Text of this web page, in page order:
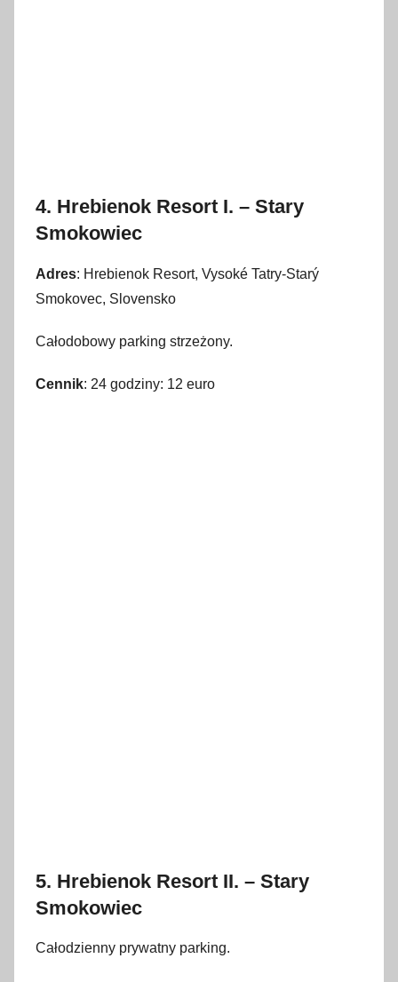
4. Hrebienok Resort I. – Stary
Smokowiec
Adres: Hrebienok Resort, Vysoké Tatry-Starý
Smokovec, Slovensko
Całodobowy parking strzeżony.
Cennik: 24 godziny: 12 euro
5. Hrebienok Resort II. – Stary
Smokowiec
Całodzienny prywatny parking.